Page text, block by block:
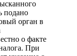
подано
орган в
о факте
При